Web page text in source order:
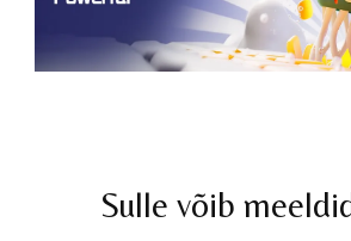
Sulle võib